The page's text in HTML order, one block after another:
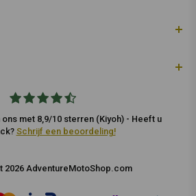
met 8,9/10 sterren (Kiyoh) - Heeft u
Schrijf een beoordeling!
2026 AdventureMotoShop.com